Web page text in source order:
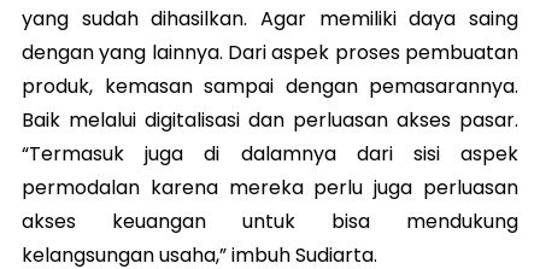
yang sudah dihasilkan. Agar memiliki daya saing
dengan yang lainnya. Dari aspek proses pembuatan
produk, kemasan sampai dengan pemasarannya.
Baik melalui digitalisasi dan perluasan akses pasar.
“Termasuk juga di dalamnya dari sisi aspek
permodalan karena mereka perlu juga perluasan
akses keuangan untuk bisa mendukung
kelangsungan usaha,” imbuh Sudiarta.